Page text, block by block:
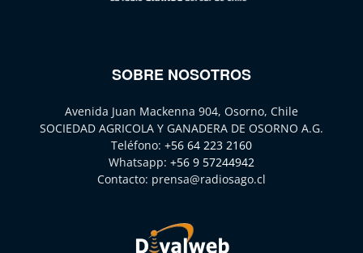
SOBRE NOSOTROS
Avenida Juan Mackenna 904, Osorno, Chile
SOCIEDAD AGRICOLA Y GANADERA DE OSORNO A.G.
Teléfono: +56 64 223 2160
Whatsapp: +56 9 57244942
Contacto: prensa@radiosago.cl